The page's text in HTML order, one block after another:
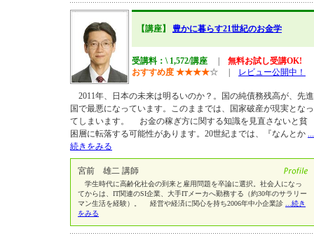
【講座】 豊かに暮らす21世紀のお金学
受講料：\ 1,572/講座
無料お試し受講OK!
おすすめ度 ★★★★☆ レビュー公開中！
2011年、日本の未来は明るいのか？。国の純債務残高が、先進
国で最悪になっています。このままでは、国家破産が現実となっ
てしまいます。 お金の稼ぎ方に関する知識を見直さないと貧
困層に転落する可能性があります。20世紀までは、『なんとか ...
続きをみる
宮前 雄二 講師
学生時代に高齢化社会の到来と雇用問題を卒論に選択。社会人になっ
てからは、IT関連のSI企業、大手ITメーカへ勤務する（約30年のサラリー
マン生活を経験）。 経営や経済に関心を持ち2006年中小企業診
...続き
をみる